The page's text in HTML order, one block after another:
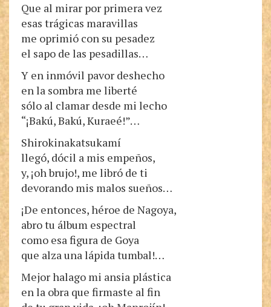
Que al mirar por primera vez
esas trágicas maravillas
me oprimió con su pesadez
el sapo de las pesadillas…
Y en inmóvil pavor deshecho
en la sombra me liberté
sólo al clamar desde mi lecho
“¡Bakú, Bakú, Kuraeé!”…
Shirokinakatsukamí
llegó, dócil a mis empeños,
y, ¡oh brujo!, me libró de ti
devorando mis malos sueños…
¡De entonces, héroe de Nagoya,
abro tu álbum espectral
como esa figura de Goya
que alza una lápida tumbal!…
Mejor halago mi ansia plástica
en la obra que firmaste al fin